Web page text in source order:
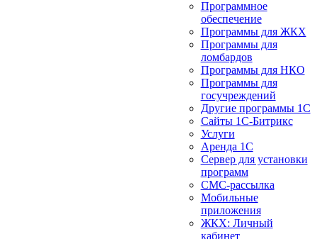
Программное
обеспечение
Программы для ЖКХ
Программы для
ломбардов
Программы для НКО
Программы для
госучреждений
Другие программы 1С
Сайты 1С-Битрикс
Услуги
Аренда 1С
Сервер для установки
программ
СМС-рассылка
Мобильные
приложения
ЖКХ: Личный
кабинет